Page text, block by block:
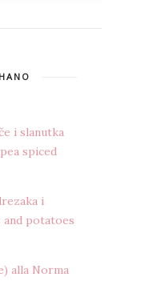
i slanutka
spiced
i
potatoes
alla Norma